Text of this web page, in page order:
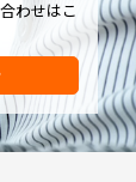
わせはこ